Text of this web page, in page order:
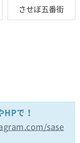
させぼ五番街
HPで！
sase